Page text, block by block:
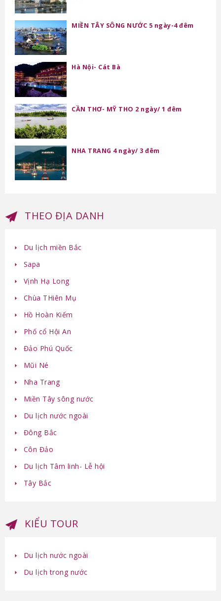
MIỀN TÂY SÔNG NƯỚC 5 ngày-4 đêm
Hà Nội- Cát Bà
CẦN THƠ- MỸ THO 2 ngày/ 1 đêm
NHA TRANG 4 ngày/ 3 đêm
THEO ĐỊA DANH
Du lịch miền Bắc
Sapa
Vịnh Hạ Long
Chùa THiên Mụ
Hồ Hoàn Kiếm
Phố cổ Hội An
Đảo Phú Quốc
Mũi Né
Nha Trang
Miền Tây sông nước
Du lịch nước ngoài
Đông Bắc
Côn Đảo
Du lịch Tâm linh- Lễ hội
Tây Bắc
KIỂU TOUR
Du lịch nước ngoài
Du lịch trong nước